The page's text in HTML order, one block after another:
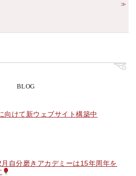
BLOG
向けて新ウェブサイト構築中
自分磨きアカデミーは15年周年を